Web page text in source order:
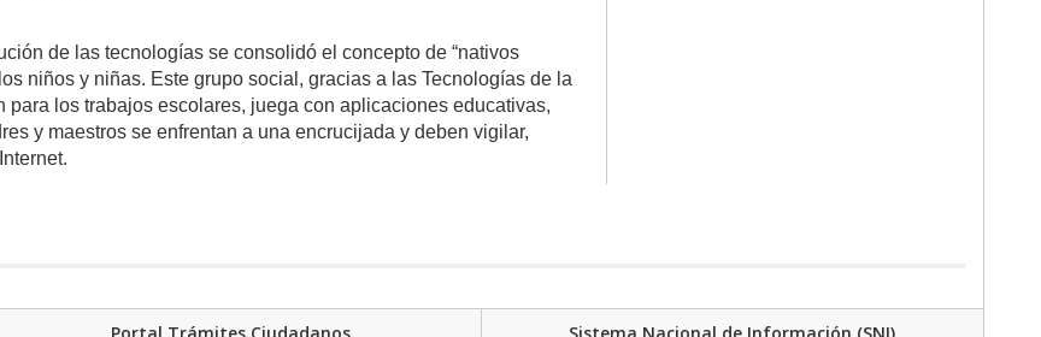
de las tecnologías se consolidó el concepto de “nativos
niños y niñas. Este grupo social, gracias a las Tecnologías de la
los trabajos escolares, juega con aplicaciones educativas,
y maestros se enfrentan a una encrucijada y deben vigilar,